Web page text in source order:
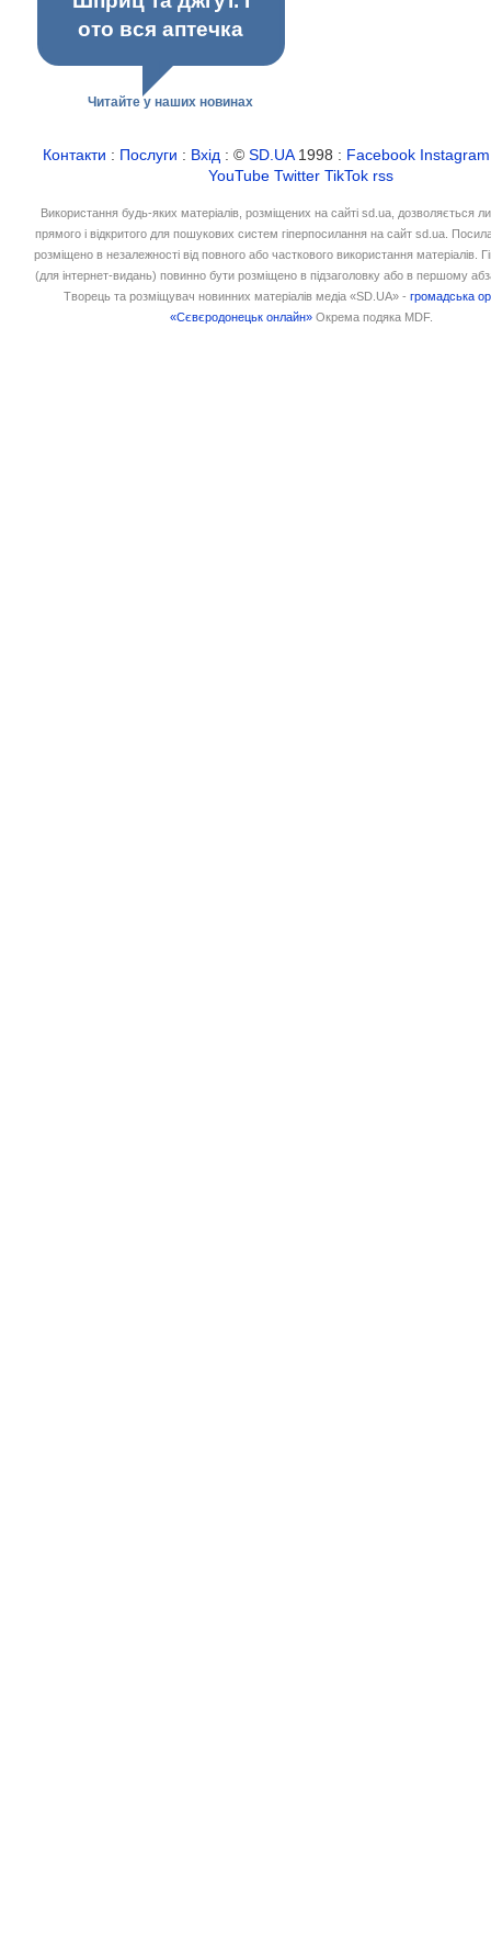
ото вся аптечка
Читайте у наших новинах
Контакти : Послуги : Вхід : ©SD.UA1998 : Facebook Instagram
YouTube Twitter TikTok rss
Використання будь-яких матеріалів, розміщених на сайті sd.ua, дозволяється
прямого і відкритого для пошукових систем гіперпосилання на сайт sd.ua.
розміщено в незалежності від повного або часткового використання матеріалів.
(для інтернет-видань) повинно бути розміщено в підзаголовку або в першому
Творець та розміщувач новинних матеріалів медіа «SD.UA» -громадська
«Сєвєродонецьк онлайн» Окрема подяка MDF.